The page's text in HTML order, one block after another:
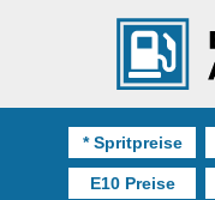
* Spritpreise
E10 Preise